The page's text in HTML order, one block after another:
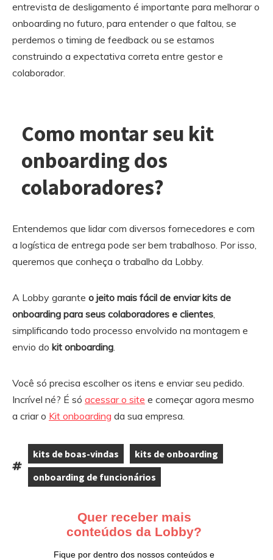
entrevista de desligamento é importante para melhorar o
onboarding no futuro, para entender o que faltou, se
perdemos o timing de feedback ou se estamos
construindo a expectativa correta entre gestor e
colaborador.
Como montar seu kit
onboarding dos
colaboradores?
Entendemos que lidar com diversos fornecedores e com
a logística de entrega pode ser bem trabalhoso. Por isso,
queremos que conheça o trabalho da Lobby.
A Lobby garante o jeito mais fácil de enviar kits de
onboarding para seus colaboradores e clientes,
simplificando todo processo envolvido na montagem e
envio do kit onboarding.
Você só precisa escolher os itens e enviar seu pedido.
Incrível né? É só acessar o site e começar agora mesmo
a criar o Kit onboarding da sua empresa.
Tags:
kits de boas-vindas
kits de onboarding
,
onboarding de funcionários